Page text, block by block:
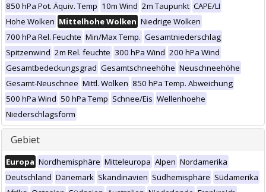
850 hPa Pot. Äquiv. Temp 10m Wind 2m Taupunkt CAPE/LI
Hohe Wolken Mittelhohe Wolken Niedrige Wolken
700 hPa Rel. Feuchte Min/Max Temp. Gesamtniederschlag
Spitzenwind 2m Rel. feuchte 300 hPa Wind 200 hPa Wind
Gesamtbedeckungsgrad Gesamtschneehöhe Neuschneehöhe
Gesamt-Neuschnee Mittl. Wolken 850 hPa Temp. Abweichung
500 hPa Wind 50 hPa Temp Schnee/Eis Wellenhoehe
Niederschlagsform
Gebiet
Europa Nordhemisphäre Mitteleuropa Alpen Nordamerika
Deutschland Dänemark Skandinavien Südhemisphäre Südamerika